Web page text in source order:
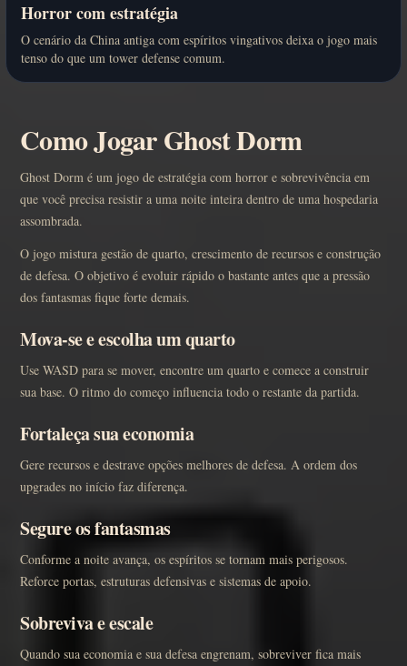
Horror com estratégia
O cenário da China antiga com espíritos vingativos deixa o jogo mais
tenso do que um tower defense comum.
Como Jogar Ghost Dorm
Ghost Dorm é um jogo de estratégia com horror e sobrevivência em
que você precisa resistir a uma noite inteira dentro de uma hospedaria
assombrada.
O jogo mistura gestão de quarto, crescimento de recursos e construção
de defesa. O objetivo é evoluir rápido o bastante antes que a pressão
dos fantasmas fique forte demais.
Mova-se e escolha um quarto
Use WASD para se mover, encontre um quarto e comece a construir
sua base. O ritmo do começo influencia todo o restante da partida.
Fortaleça sua economia
Gere recursos e destrave opções melhores de defesa. A ordem dos
upgrades no início faz diferença.
Segure os fantasmas
Conforme a noite avança, os espíritos se tornam mais perigosos.
Reforce portas, estruturas defensivas e sistemas de apoio.
Sobreviva e escale
Quando sua economia e sua defesa engrenam, sobreviver fica mais